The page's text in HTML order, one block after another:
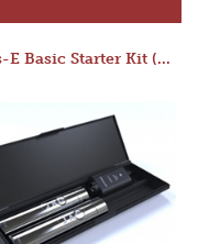
Series-E Basic Starter Kit (No Tank)